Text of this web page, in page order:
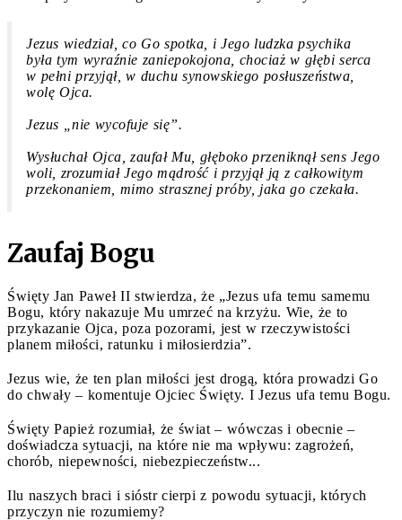
Jezus wiedział, co Go spotka, i Jego ludzka psychika
była tym wyraźnie zaniepokojona, chociaż w głębi serca
w pełni przyjął, w duchu synowskiego posłuszeństwa,
wolę Ojca.
Jezus „nie wycofuje się”.
Wysłuchał Ojca, zaufał Mu, głęboko przeniknął sens Jego
woli, zrozumiał Jego mądrość i przyjął ją z całkowitym
przekonaniem, mimo strasznej próby, jaka go czekała.
Zaufaj Bogu
Święty Jan Paweł II stwierdza, że ​​„Jezus ufa temu samemu
Bogu, który nakazuje Mu umrzeć na krzyżu. Wie, że to
przykazanie Ojca, poza pozorami, jest w rzeczywistości
planem miłości, ratunku i miłosierdzia”.
Jezus wie, że ten plan miłości jest drogą, która prowadzi Go
do chwały – komentuje Ojciec Święty. I Jezus ufa temu Bogu.
Święty Papież rozumiał, że świat – wówczas i obecnie –
doświadcza sytuacji, na które nie ma wpływu: zagrożeń,
chorób, niepewności, niebezpieczeństw...
Ilu naszych braci i sióstr cierpi z powodu sytuacji, których
przyczyn nie rozumiemy?